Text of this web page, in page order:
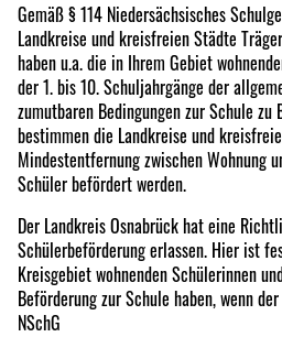
Gemäß § 114 Niedersächsisches
Landkreise und kreisfreien Städte
haben u.a. die in Ihrem Gebiet
der 1. bis 10. Schuljahrgänge der
zumutbaren Bedingungen zur Schule zu
bestimmen die Landkreise und
Mindestentfernung zwischen Wohnung
Schüler befördert werden.
Der Landkreis Osnabrück hat eine
Schülerbeförderung erlassen. Hier ist
Kreisgebiet wohnenden Schülerinnen
Beförderung zur Schule haben, wenn
NSchG